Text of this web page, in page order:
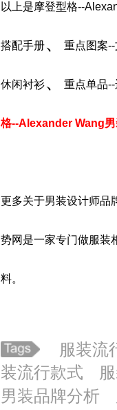
以上是摩登型格--
搭配手册、 重点图案
休闲衬衫、 重点单品
格--Alexander Wang
更多关于男装设计师品
势网是一家专门做服装
料。
服装流
装流行款式
男装品牌分析